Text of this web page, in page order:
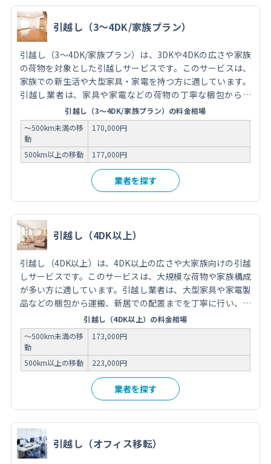
引越し（3～4DK/家族プラン）
引越し（3～4DK/家族プラン）は、3DKや4DKの広さや家族
の荷物を対象とした引越しサービスです。このサービスは、
家族での新生活や大型家具・家電を持つ方に適しています。
引越し業者は、家具や家電などの荷物の丁寧な梱包から運
搬、新居での配置までをサポートし、安心して移転を行うこ
とができます。費用は荷物の量や移動距離、オプションサー
ビスの有無によって異なります。引越しを依頼する際には、
信頼できる業者を選び、事前に見積もりを取得し、サービス
内容を確認することが重要です。
引越し（3～4DK/家族プラン）の料金相場
～500km未満の移
動
170,000円
500km以上の移動 177,000円
業者を探す
引越し（4DK以上）
引越し（4DK以上）は、4DK以上の広さや大家族向けの引越
しサービスです。このサービスは、大規模な荷物や家族構成
が多い方に適しています。引越し業者は、大型家具や家電製
品などの梱包から運搬、新居での配置までを丁寧に行い、ス
ムーズな移転をサポートします。費用は荷物の量や移動距
離、サービス内容によって異なります。引越しを検討する際
には、信頼できる業者を選定し、事前に見積もりを取得し、
サービス内容を確認することが重要です。
引越し（4DK以上）の料金相場
～500km未満の移
動
173,000円
500km以上の移動 223,000円
業者を探す
引越し（オフィス移転）